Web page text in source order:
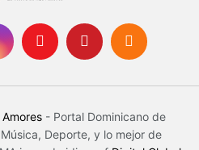
- Portal Dominicano de
Deporte, y lo mejor de